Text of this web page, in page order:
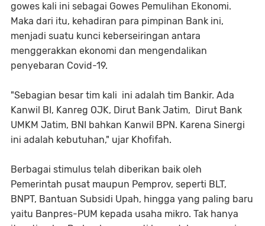
gowes kali ini sebagai Gowes Pemulihan Ekonomi.
Maka dari itu, kehadiran para pimpinan Bank ini,
menjadi suatu kunci keberseiringan antara
menggerakkan ekonomi dan mengendalikan
penyebaran Covid-19.
"Sebagian besar tim kali ini adalah tim Bankir. Ada
Kanwil BI, Kanreg OJK, Dirut Bank Jatim, Dirut Bank
UMKM Jatim, BNI bahkan Kanwil BPN. Karena Sinergi
ini adalah kebutuhan," ujar Khofifah.
Berbagai stimulus telah diberikan baik oleh
Pemerintah pusat maupun Pemprov, seperti BLT,
BNPT, Bantuan Subsidi Upah, hingga yang paling baru
yaitu Banpres-PUM kepada usaha mikro. Tak hanya